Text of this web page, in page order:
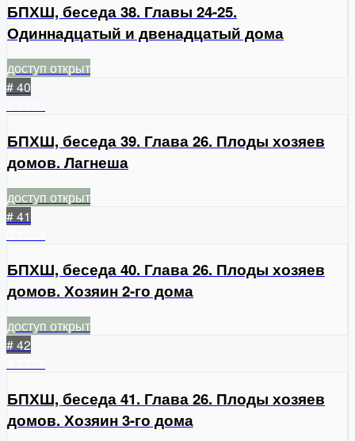
БПХШ, беседа 38. Главы 24-25.
Одиннадцатый и двенадцатый дома
доступ открыт
# 40
БПХШ, беседа 39. Глава 26. Плоды хозяев
домов. Лагнеша
доступ открыт
# 41
БПХШ, беседа 40. Глава 26. Плоды хозяев
домов. Хозяин 2-го дома
доступ открыт
# 42
БПХШ, беседа 41. Глава 26. Плоды хозяев
домов. Хозяин 3-го дома